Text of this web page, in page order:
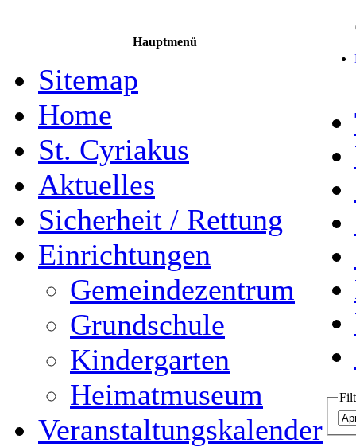
Hauptmenü
Sitemap
Home
St. Cyriakus
Aktuelles
Sicherheit / Rettung
Einrichtungen
Gemeindezentrum
Grundschule
Kindergarten
Heimatmuseum
Veranstaltungskalender